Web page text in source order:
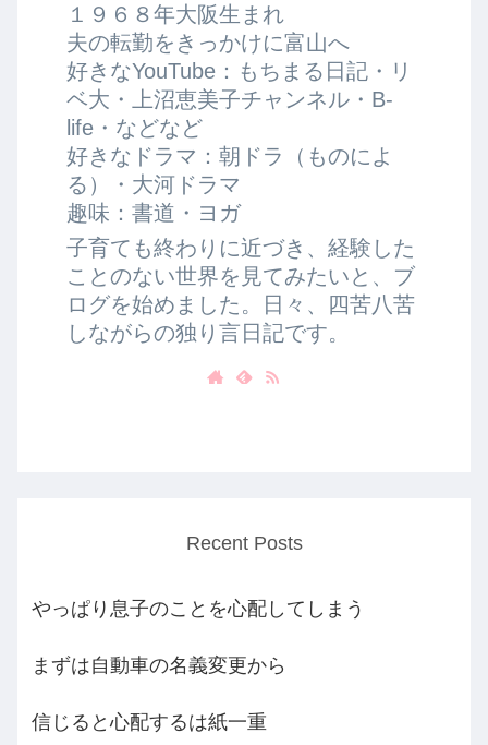
１９６８年大阪生まれ
夫の転勤をきっかけに富山へ
好きなYouTube：もちまる日記・リ
ベ大・上沼恵美子チャンネル・B-
life・などなど
好きなドラマ：朝ドラ（ものによ
る）・大河ドラマ
趣味：書道・ヨガ
子育ても終わりに近づき、経験した
ことのない世界を見てみたいと、ブ
ログを始めました。日々、四苦八苦
しながらの独り言日記です。
Recent Posts
やっぱり息子のことを心配してしまう
まずは自動車の名義変更から
信じると心配するは紙一重